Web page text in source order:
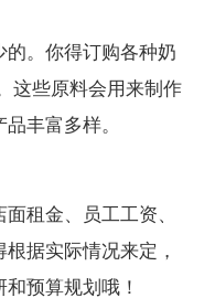
。你得订购各种奶
这些原料会用来制作
丰富多样。
租金、员工工资、
据实际情况来定，
预算规划哦！